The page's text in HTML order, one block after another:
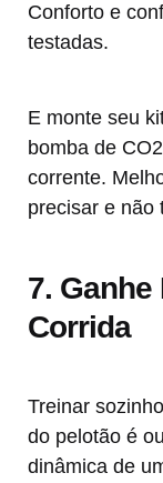
Conforto e
testadas.
E monte seu
bomba de
corrente.
precisar e não
7.
Corrida
Treinar
do pelotão é
dinâmica de